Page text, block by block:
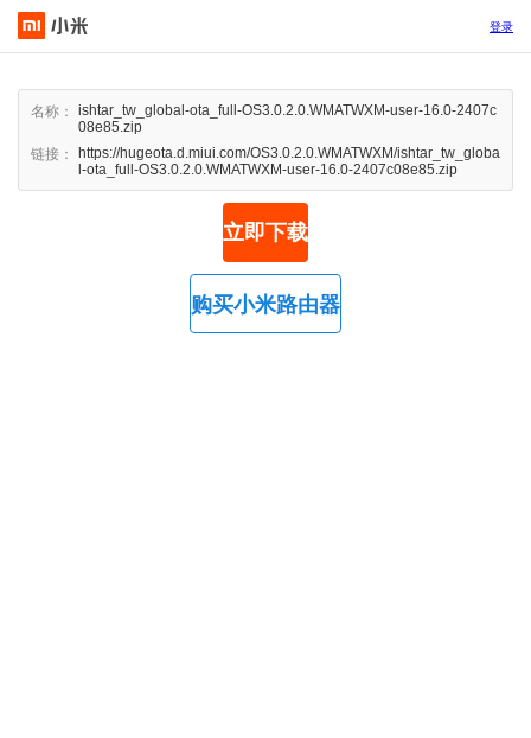
登录
名称：
ishtar_tw_global-ota_full-OS3.0.2.0.WMATWXM-user-16.0-2407c
08e85.zip
链接：
https://hugeota.d.miui.com/OS3.0.2.0.WMATWXM/ishtar_tw_globa
l-ota_full-OS3.0.2.0.WMATWXM-user-16.0-2407c08e85.zip
立即下载
购买小米路由器